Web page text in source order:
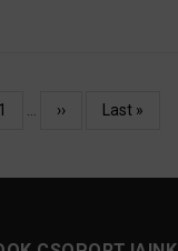
Következő
››
Utolsó
Last »